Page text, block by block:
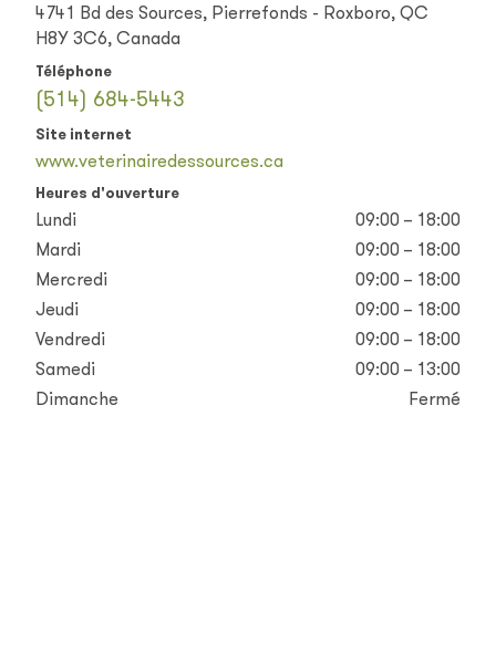
4741 Bd des Sources, Pierrefonds - Roxboro, QC
H8Y 3C6, Canada
Téléphone
(514) 684-5443
Site internet
www.veterinairedessources.ca
Heures d'ouverture
Lundi
09:00 – 18:00
Mardi
09:00 – 18:00
Mercredi
09:00 – 18:00
Jeudi
09:00 – 18:00
Vendredi
09:00 – 18:00
Samedi
09:00 – 13:00
Dimanche
Fermé